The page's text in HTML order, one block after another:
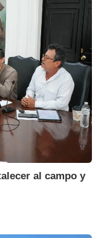
al campo y